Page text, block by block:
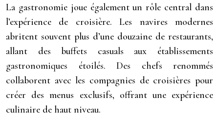
La gastronomie joue également un rôle central dans
l’expérience de croisière. Les navires modernes
abritent souvent plus d’une douzaine de restaurants,
allant des buffets casuals aux établissements
gastronomiques étoilés. Des chefs renommés
collaborent avec les compagnies de croisières pour
créer des menus exclusifs, offrant une expérience
culinaire de haut niveau.